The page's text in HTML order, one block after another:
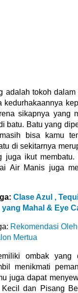
adalah tokoh
kedurhakaannya
sikapnya yang
batu. Batu yang
bisa kamu
di sekitarnya
juga ikut
Air Manis juga
Clase Azul ,
yang Mahal & Eye
Rekomendasi
Mertua
ombak yang
menikmati
juga dapat
dan Pisang